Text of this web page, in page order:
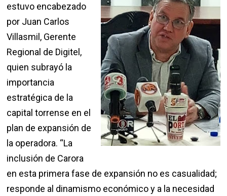
estuvo encabezado
por Juan Carlos
Villasmil, Gerente
Regional de Digitel,
quien subrayó la
importancia
estratégica de la
capital torrense en el
plan de expansión de
la operadora. “La
inclusión de Carora
en esta primera fase de expansión no es casualidad;
responde al dinamismo económico y a la necesidad